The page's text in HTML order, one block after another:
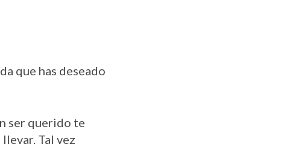
que has deseado
ser querido te
Tal vez